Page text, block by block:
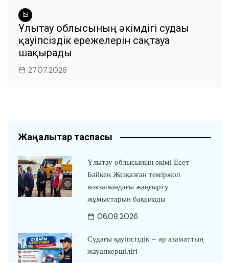
Ұлытау облысының әкімдігі судағы
қауіпсіздік ережелерін сақтауға
шақырады
27.07.2026
Жаңалықтар таспасы
Ұлытау облысының әкімі Есет
Байкен Жезқазған теміржол
вокзалындағы жаңғырту
жұмыстарын бақылады
06.08.2026
Судағы қауіпсіздік – әр азаматтың
жауапкершілігі